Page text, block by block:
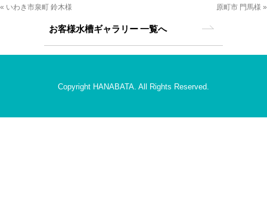
« いわき市泉町 鈴木様 原町市 門馬様 »
お客様水槽ギャラリー 一覧へ
Copyright HANABATA. All Rights Reserved.